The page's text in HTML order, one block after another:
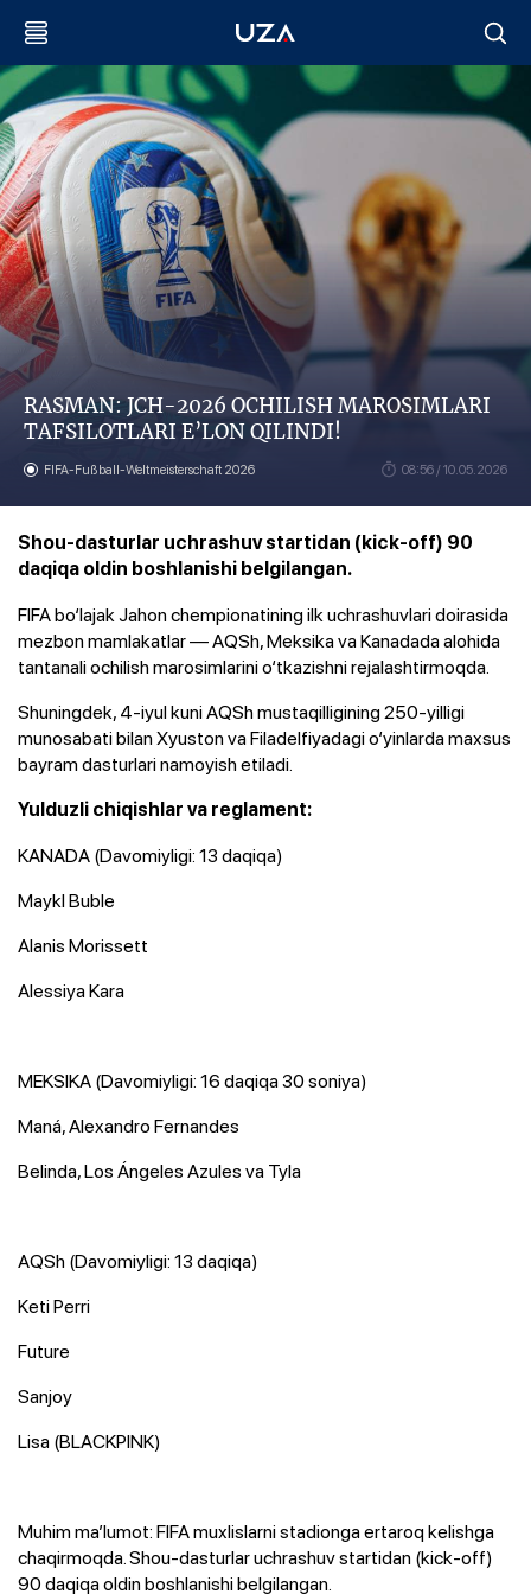
RASMAN: JCH-2026 OCHILISH MAROSIMLARI
TAFSILOTLARI E’LON QILINDI!
FIFA-Fußball-Weltmeisterschaft 2026 08:56 / 10.05.2026
Shou-dasturlar uchrashuv startidan (kick-off) 90
daqiqa oldin boshlanishi belgilangan.
​FIFA bo‘lajak Jahon chempionatining ilk uchrashuvlari doirasida
mezbon mamlakatlar — AQSh, Meksika va Kanadada alohida
tantanali ochilish marosimlarini o‘tkazishni rejalashtirmoqda.
​Shuningdek, 4-iyul kuni AQSh mustaqilligining 250-yilligi
munosabati bilan Xyuston va Filadelfiyadagi o‘yinlarda maxsus
bayram dasturlari namoyish etiladi.
​Yulduzli chiqishlar va reglament:
KANADA (Davomiyligi: 13 daqiqa)
Maykl Buble
​Alanis Morissett
​Alessiya Kara
​MEKSIKA (Davomiyligi: 16 daqiqa 30 soniya)
Maná, Alexandro Fernandes
Belinda, Los Ángeles Azules va Tyla
AQSh (Davomiyligi: 13 daqiqa)
Keti Perri
​Future
​Sanjoy
​Lisa (BLACKPINK)
​Muhim ma’lumot: FIFA muxlislarni stadionga ertaroq kelishga
chaqirmoqda. Shou-dasturlar uchrashuv startidan (kick-off)
90 daqiqa oldin boshlanishi belgilangan.